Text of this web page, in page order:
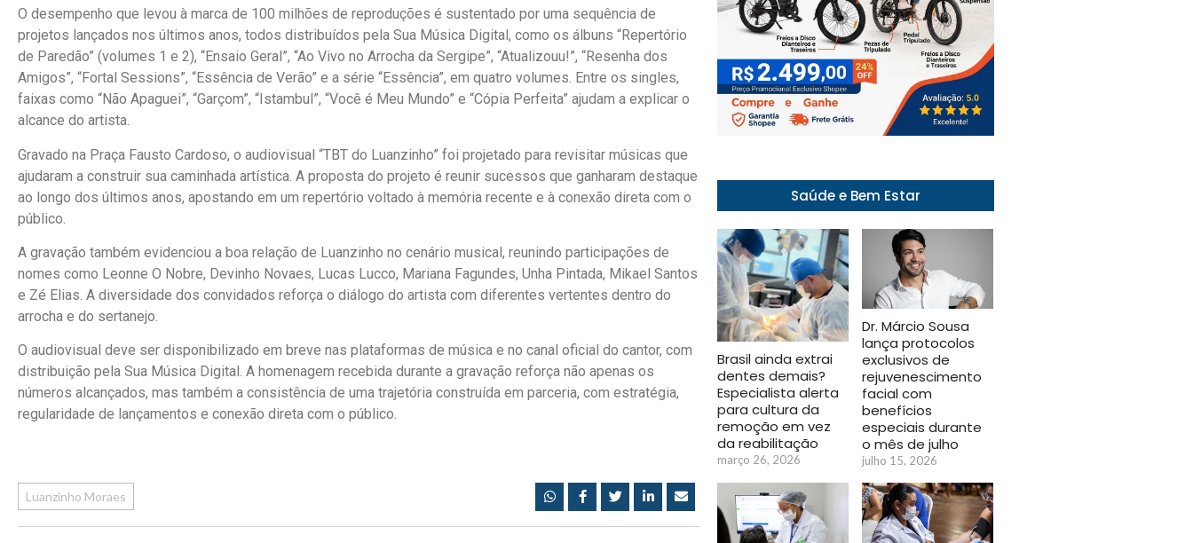
O desempenho que levou à marca de 100 milhões de reproduções é sustentado por uma sequência de
projetos lançados nos últimos anos, todos distribuídos pela Sua Música Digital, como os álbuns “Repertório
de Paredão” (volumes 1 e 2), “Ensaio Geral”, “Ao Vivo no Arrocha da Sergipe”, “Atualizouu!”, “Resenha dos
Amigos”, “Fortal Sessions”, “Essência de Verão” e a série “Essência”, em quatro volumes. Entre os singles,
faixas como “Não Apaguei”, “Garçom”, “Istambul”, “Você é Meu Mundo” e “Cópia Perfeita” ajudam a explicar o
alcance do artista.
Gravado na Praça Fausto Cardoso, o audiovisual “TBT do Luanzinho” foi projetado para revisitar músicas que
ajudaram a construir sua caminhada artística. A proposta do projeto é reunir sucessos que ganharam destaque
ao longo dos últimos anos, apostando em um repertório voltado à memória recente e à conexão direta com o
público.
A gravação também evidenciou a boa relação de Luanzinho no cenário musical, reunindo participações de
nomes como Leonne O Nobre, Devinho Novaes, Lucas Lucco, Mariana Fagundes, Unha Pintada, Mikael Santos
e Zé Elias. A diversidade dos convidados reforça o diálogo do artista com diferentes vertentes dentro do
arrocha e do sertanejo.
O audiovisual deve ser disponibilizado em breve nas plataformas de música e no canal oficial do cantor, com
distribuição pela Sua Música Digital. A homenagem recebida durante a gravação reforça não apenas os
números alcançados, mas também a consistência de uma trajetória construída em parceria, com estratégia,
regularidade de lançamentos e conexão direta com o público.
Luanzinho Moraes
Saúde e Bem Estar
Brasil ainda extrai
dentes demais?
Especialista alerta
para cultura da
remoção em vez
da reabilitação
março 26, 2026
Dr. Márcio Sousa
lança protocolos
exclusivos de
rejuvenescimento
facial com
benefícios
especiais durante
o mês de julho
julho 15, 2026